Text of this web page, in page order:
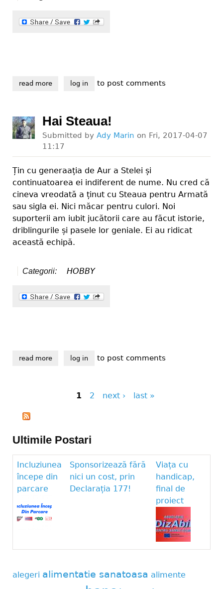
read moreabout miros de toamnă
log in to post comments
Hai Steaua!
Submitted by Ady Marin on Fri, 2017-04-07
11:17
Țin cu generaația de Aur a Stelei și
continuatoarea ei indiferent de nume. Nu cred că
cineva vreodată a ținut cu Steaua pentru Armată
sau sigla ei. Nici măcar pentru culori. Noi
suporterii am iubit jucătorii care au făcut istorie,
driblingurile și pasele lor geniale. Ei au ridicat
această echipă.
Categorii: HOBBY
read moreabout hai steaua!
log in to post comments
1 2 next › last »
Ultimile Postari
Incluziunea
începe din
parcare
Sponsorizează fără
nici un cost, prin
Declarația 177!
Viața cu
handicap,
final de
proiect
alegeri alimentatie sanatoasa alimente